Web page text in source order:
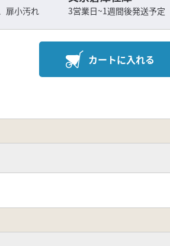
扉小汚れ 3営業日~1週間後発送予定
カートに入れる